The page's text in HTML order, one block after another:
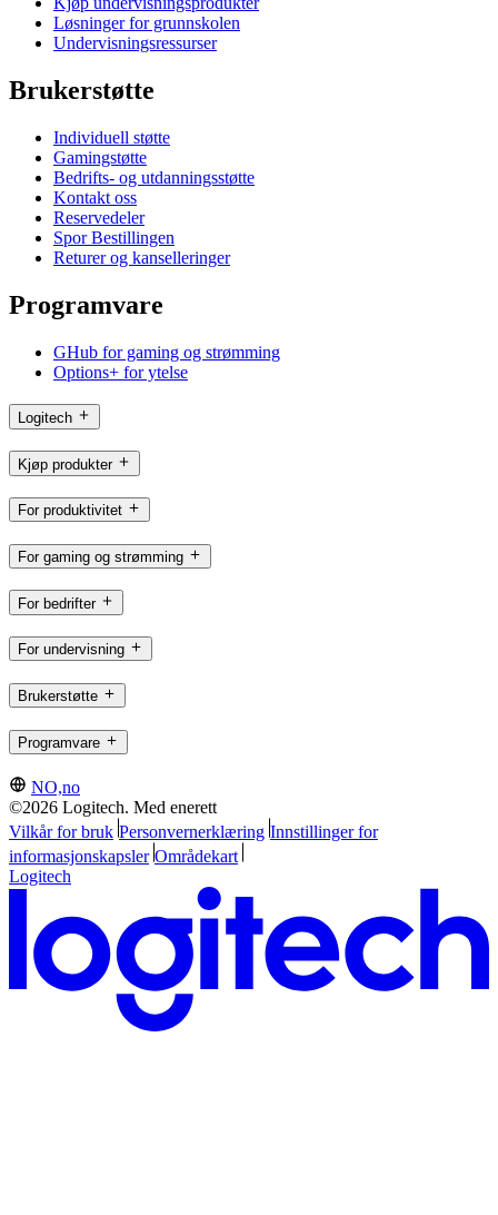
Løsninger for grunnskolen
Undervisningsressurser
Brukerstøtte
Individuell støtte
Gamingstøtte
Bedrifts- og utdanningsstøtte
Kontakt oss
Reservedeler
Spor Bestillingen
Returer og kanselleringer
Programvare
GHub for gaming og strømming
Options+ for ytelse
Logitech
Kjøp produkter
For produktivitet
For gaming og strømming
For bedrifter
For undervisning
Brukerstøtte
Programvare
NO,no
©2026 Logitech. Med enerett
Vilkår for bruk Personvernerklæring Innstillinger for
informasjonskapsler Områdekart
Logitech